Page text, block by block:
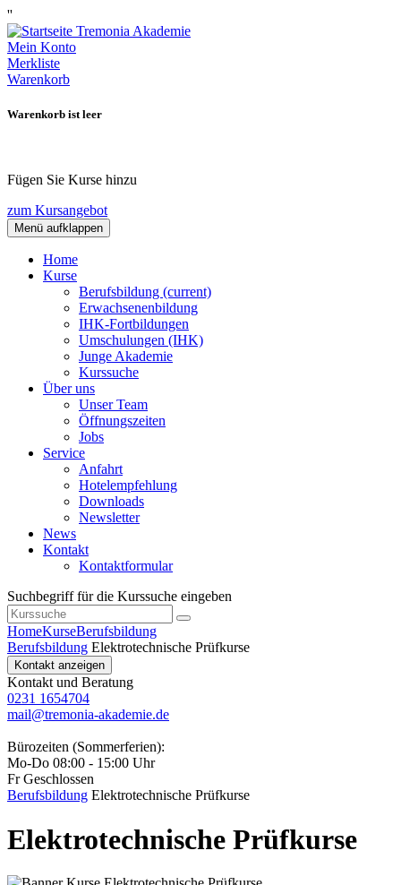
''
Mein Konto
Merkliste
Warenkorb
Warenkorb ist leer
Fügen Sie Kurse hinzu
zum Kursangebot
Menü aufklappen
Home
Kurse
Berufsbildung (current)
Erwachsenenbildung
IHK-Fortbildungen
Umschulungen (IHK)
Junge Akademie
Kurssuche
Über uns
Unser Team
Öffnungszeiten
Jobs
Service
Anfahrt
Hotelempfehlung
Downloads
Newsletter
News
Kontakt
Kontaktformular
Suchbegriff für die Kurssuche eingeben
HomeKurseBerufsbildung
Berufsbildung Elektrotechnische Prüfkurse
Kontakt anzeigen
Kontakt und Beratung
0231 1654704
mail@tremonia-akademie.de
Bürozeiten (Sommerferien):
Mo-Do 08:00 - 15:00 Uhr
Fr Geschlossen
Berufsbildung Elektrotechnische Prüfkurse
Elektrotechnische Prüfkurse